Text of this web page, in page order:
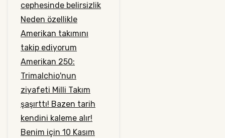
cephesinde belirsizlik
Neden özellikle
Amerikan takımını
takip ediyorum
Amerikan 250:
Trimalchio'nun
ziyafeti Milli Takım
şaşırttı! Bazen tarih
kendini kaleme alır!
Benim için 10 Kasım